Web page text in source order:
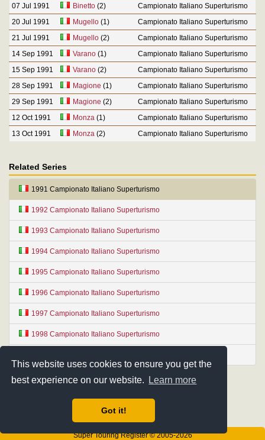
This website uses cookies to ensure you get the
best experience on our website.
Learn more
Got it!
07 Jul 1991
Binetto(2)
Campionato Italiano Superturismo
20 Jul 1991
Mugello(1)
Campionato Italiano Superturismo
21 Jul 1991
Mugello(2)
Campionato Italiano Superturismo
14 Sep 1991
Varano(1)
Campionato Italiano Superturismo
15 Sep 1991
Varano(2)
Campionato Italiano Superturismo
28 Sep 1991
Magione (1)
Campionato Italiano Superturismo
29 Sep 1991
Magione (2)
Campionato Italiano Superturismo
12 Oct 1991
Monza(1)
Campionato Italiano Superturismo
13 Oct 1991
Monza(2) Campionato Italiano Superturismo
Related Series
1991 Campionato Italiano Superturismo
1992 Campionato Italiano Superturismo
1993 Campionato Italiano Superturismo
1994 Campionato Italiano Superturismo
1995 Campionato Italiano Superturismo
1996 Campionato Italiano Superturismo
1997 Campionato Italiano Superturismo
1998 Campionato Italiano Superturismo
Super Touring Register © 2005-2026